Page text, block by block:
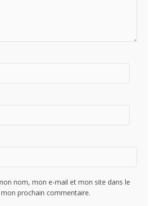
nom, mon e-mail et mon site dans le
prochain commentaire.